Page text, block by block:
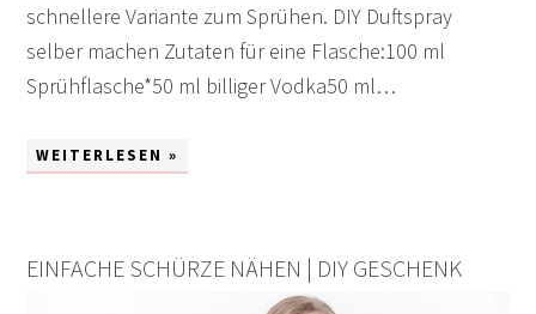
schnellere Variante zum Sprühen. DIY Duftspray
selber machen Zutaten für eine Flasche:100 ml
Sprühflasche*50 ml billiger Vodka50 ml…
WEITERLESEN »
EINFACHE SCHÜRZE NÄHEN | DIY GESCHENK